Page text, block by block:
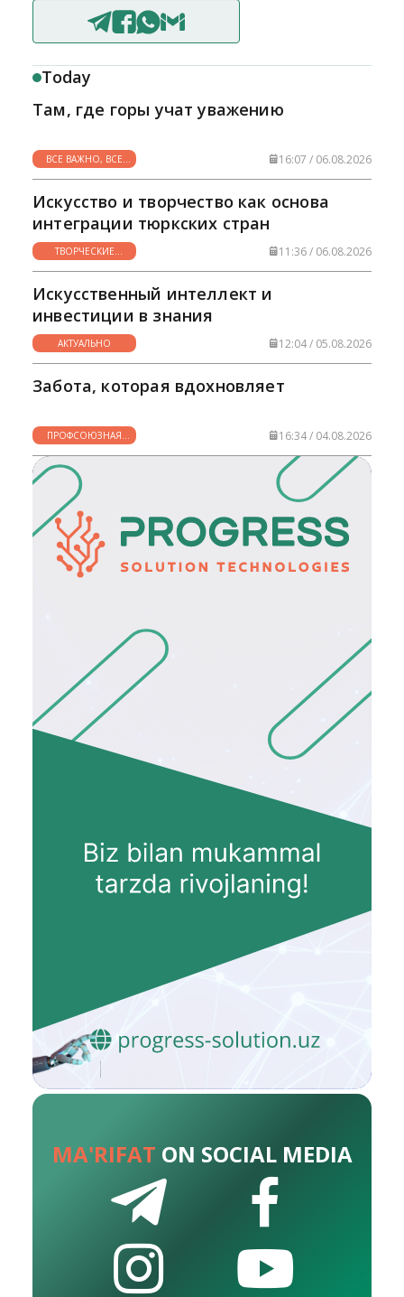
Today
Там, где горы учат уважению
ВСЕ ВАЖНО, ВСЕ
НУЖНО
16:07 / 06.08.2026
Искусство и творчество как основа
интеграции тюркских стран
ТВОРЧЕСКИЕ
ГОРИЗОНТЫ
11:36 / 06.08.2026
Искусственный интеллект и
инвестиции в знания
АКТУАЛЬНО 12:04 / 05.08.2026
Забота, которая вдохновляет
ПРОФСОЮЗНАЯ
ЖИЗНЬ
16:34 / 04.08.2026
MA'RIFAT ON SOCIAL MEDIA